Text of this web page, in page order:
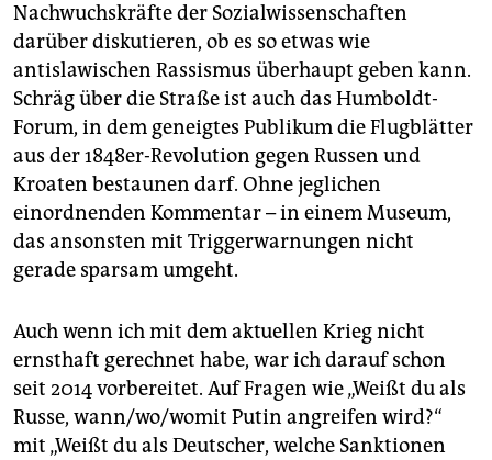
Nachwuchskräfte der Sozialwissenschaften
darüber diskutieren, ob es so etwas wie
antislawischen Rassismus überhaupt geben kann.
Schräg über die Straße ist auch das Humboldt-
Forum, in dem geneigtes Publikum die Flugblätter
aus der 1848er-Revolution gegen Russen und
Kroaten bestaunen darf. Ohne jeglichen
einordnenden Kommentar – in einem Museum,
das ansonsten mit Triggerwarnungen nicht
gerade sparsam umgeht.
Auch wenn ich mit dem aktuellen Krieg nicht
ernsthaft gerechnet habe, war ich darauf schon
seit 2014 vorbereitet. Auf Fragen wie „Weißt du als
Russe, wann/wo/womit Putin angreifen wird?“
mit „Weißt du als Deutscher, welche Sanktionen